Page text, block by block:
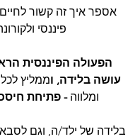
אספר איך זה קשור לחיים
פיננסי
הפעולה הפיננסית
עושה בלידה, וממליץ
ומלווה - פתיחת
בלידה של ילד/ה, וגם